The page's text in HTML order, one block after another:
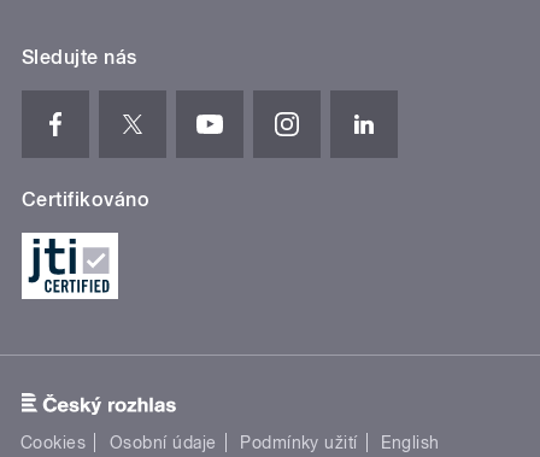
Sledujte nás
Certifikováno
Cookies Osobní údaje Podmínky užití English